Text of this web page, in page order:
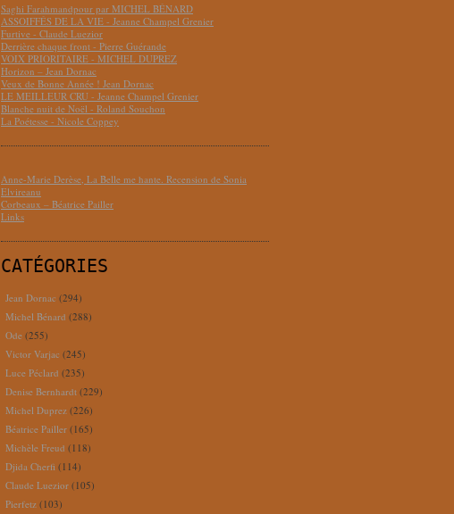
Saghi Farahmandpour par MICHEL BÉNARD
ASSOIFFÉS DE LA VIE - Jeanne Champel Grenier
Furtive - Claude Luezior
Derrière chaque front - Pierre Guérande
VOIX PRIORITAIRE - MICHEL DUPREZ
Horizon – Jean Dornac
Veux de Bonne Année ! Jean Dornac
LE MEILLEUR CRU - Jeanne Champel Grenier
Blanche nuit de Noël - Roland Souchon
La Poétesse - Nicole Coppey
Anne-Marie Derèse, La Belle me hante. Recension de Sonia
Elvireanu
Corbeaux – Béatrice Pailler
Links
CATÉGORIES
Jean Dornac (294)
Michel Bénard (288)
Ode (255)
Victor Varjac (245)
Luce Péclard (235)
Denise Bernhardt (229)
Michel Duprez (226)
Béatrice Pailler (165)
Michèle Freud (118)
Djida Cherfi (114)
Claude Luezior (105)
Pierfetz (103)